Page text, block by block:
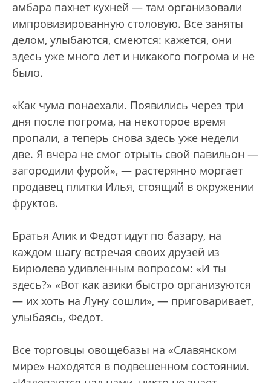
амбара пахнет кухней — там организовали
импровизированную столовую. Все заняты
делом, улыбаются, смеются: кажется, они
здесь уже много лет и никакого погрома и не
было.
«Как чума понаехали. Появились через три
дня после погрома, на некоторое время
пропали, а теперь снова здесь уже недели
две. Я вчера не смог отрыть свой павильон —
загородили фурой», — растерянно моргает
продавец плитки Илья, стоящий в окружении
фруктов.
Братья Алик и Федот идут по базару, на
каждом шагу встречая своих друзей из
Бирюлева удивленным вопросом: «И ты
здесь?» «Вот как азики быстро организуются
— их хоть на Луну сошли», — приговаривает,
улыбаясь, Федот.
Все торговцы овощебазы на «Славянском
мире» находятся в подвешенном состоянии.